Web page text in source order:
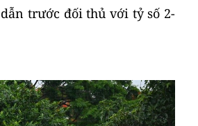
trước đối thủ với tỷ số 2-